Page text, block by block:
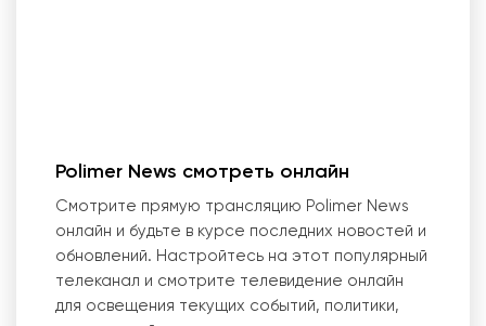
Polimer News смотреть онлайн
Смотрите прямую трансляцию Polimer News
онлайн и будьте в курсе последних новостей и
обновлений. Настройтесь на этот популярный
телеканал и смотрите телевидение онлайн
для освещения текущих событий, политики,